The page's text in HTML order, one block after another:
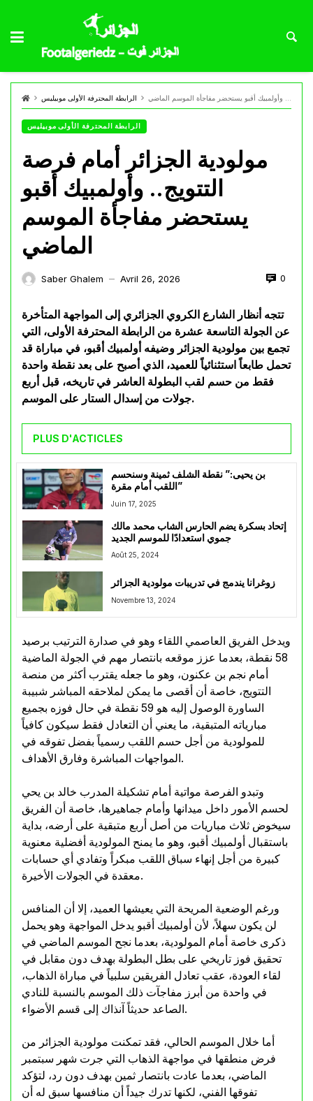
الرابطة المحترفة الأولى موبيليس مولودية الجزائر أمام فرصة التتويج.. وأولمبيك أقبو يستحضر مفاجأة الموسم الماضي
الرابطة المحترفة الأولى موبيليس
مولودية الجزائر أمام فرصة
التتويج.. وأولمبيك أقبو
يستحضر مفاجأة الموسم
الماضي
Saber Ghalem — Avril 26, 2026 0
تتجه أنظار الشارع الكروي الجزائري إلى المواجهة المتأخرة
عن الجولة التاسعة عشرة من الرابطة المحترفة الأولى، التي
تجمع بين مولودية الجزائر وضيفه أولمبيك أقبو، في مباراة قد
تحمل طابعاً استثنائياً للعميد، الذي أصبح على بعد نقطة واحدة
فقط من حسم لقب البطولة العاشر في تاريخه، قبل أربع
جولات من إسدال الستار على الموسم.
PLUS D'ACTICLES
بن يحيى:” نقطة الشلف ثمينة وسنحسم
اللقب أمام مقرة”
Juin 17, 2025
إتحاد بسكرة يضم الحارس الشاب محمد مالك
جموي استعدادًا للموسم الجديد
Août 25, 2024
زوغرانا يندمج في تدريبات مولودية الجزائر
Novembre 13, 2024
ويدخل الفريق العاصمي اللقاء وهو في صدارة الترتيب برصيد
58 نقطة، بعدما عزز موقعه بانتصار مهم في الجولة الماضية
أمام نجم بن عكنون، وهو ما جعله يقترب أكثر من منصة
التتويج، خاصة أن أقصى ما يمكن لملاحقه المباشر شبيبة
الساورة الوصول إليه هو 59 نقطة في حال فوزه بجميع
مبارياته المتبقية، ما يعني أن التعادل فقط سيكون كافياً
للمولودية من أجل حسم اللقب رسمياً بفضل تفوقه في
المواجهات المباشرة وفارق الأهداف.
وتبدو الفرصة مواتية أمام تشكيلة المدرب خالد بن يحي
لحسم الأمور داخل ميدانها وأمام جماهيرها، خاصة أن الفريق
سيخوض ثلاث مباريات من أصل أربع متبقية على أرضه، بداية
باستقبال أولمبيك أقبو، وهو ما يمنح المولودية أفضلية معنوية
كبيرة من أجل إنهاء سباق اللقب مبكراً وتفادي أي حسابات
معقدة في الجولات الأخيرة.
ورغم الوضعية المريحة التي يعيشها العميد، إلا أن المنافس
لن يكون سهلاً، لأن أولمبيك أقبو يدخل المواجهة وهو يحمل
ذكرى خاصة أمام المولودية، بعدما نجح الموسم الماضي في
تحقيق فوز تاريخي على بطل البطولة بهدف دون مقابل في
لقاء العودة، عقب تعادل الفريقين سلبياً في مباراة الذهاب،
في واحدة من أبرز مفاجآت ذلك الموسم بالنسبة للنادي
الصاعد حديثاً آنذاك إلى قسم الأضواء.
أما خلال الموسم الحالي، فقد تمكنت مولودية الجزائر من
فرض منطقها في مواجهة الذهاب التي جرت شهر سبتمبر
الماضي، بعدما عادت بانتصار ثمين بهدف دون رد، لتؤكد
تفوقها الفني، لكنها تدرك جيداً أن منافسها سبق له أن